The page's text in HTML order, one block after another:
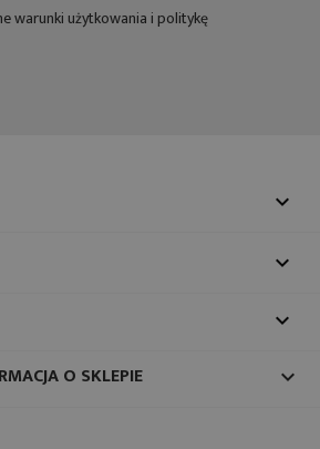
warunki użytkowania i politykę



O SKLEPIE keyboard_arrow_down